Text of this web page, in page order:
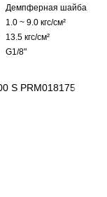
Демпферная шайба
1.0 ~ 9.0 кгс/см²
13.5 кгс/см²
G1/8"